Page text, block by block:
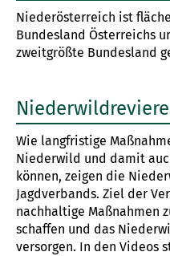
Niederösterreich ist
Bundesland Österreichs
zweitgrößte Bundesland
Niederwildreviere
Wie langfristige
Niederwild und damit
können, zeigen die
Jagdverbands. Ziel der
nachhaltige Maßnahmen
schaffen und das
versorgen. In den Videos